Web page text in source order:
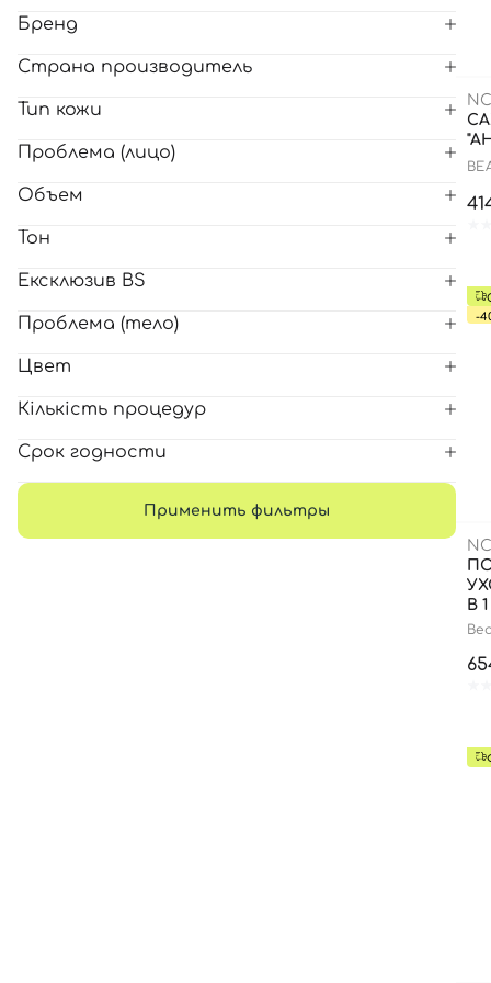
Бренд
Страна производитель
Тип кожи
Проблема (лицо)
Объем
Тон
Ексклюзив BS
Проблема (тело)
Цвет
Кількість процедур
Срок годности
Применить фильтры
-
В 1